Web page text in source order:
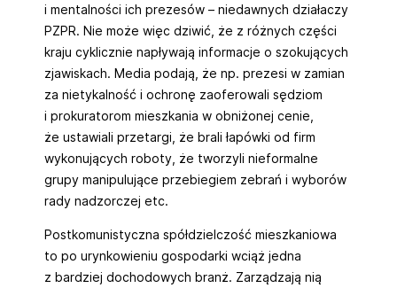
i mentalności ich prezesów – niedawnych działaczy
PZPR. Nie może więc dziwić, że z różnych części
kraju cyklicznie napływają informacje o szokujących
zjawiskach. Media podają, że np. prezesi w zamian
za nietykalność i ochronę zaoferowali sędziom
i prokuratorom mieszkania w obniżonej cenie,
że ustawiali przetargi, że brali łapówki od firm
wykonujących roboty, że tworzyli nieformalne
grupy manipulujące przebiegiem zebrań i wyborów
rady nadzorczej etc.
Postkomunistyczna spółdzielczość mieszkaniowa
to po urynkowieniu gospodarki wciąż jedna
z bardziej dochodowych branż. Zarządzają nią